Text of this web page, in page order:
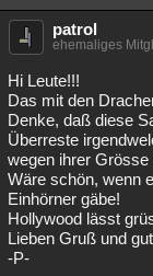
Übersichten
Besucht
Lesenswert
patrol
ehemaliges
Hi Leute!!!
Das mit den
Denke, daß diese
Überreste
wegen ihrer Grösse
Wäre schön, wenn
Einhörner gäbe!
Hollywood lässt
Lieben Gruß und
-P-